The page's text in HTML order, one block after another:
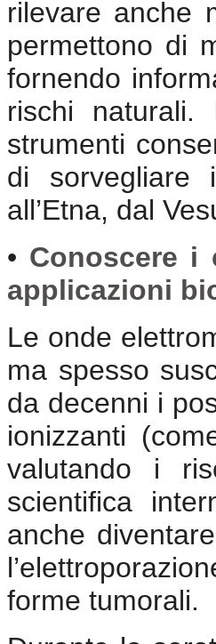
rilevare anche
permettono di
fornendo
rischi naturali.
strumenti
di sorvegliare
all’Etna, dal
• Conoscere i
applicazioni
Le onde
ma spesso
da decenni i
ionizzanti
valutando i
scientifica
anche
forme tumorali.